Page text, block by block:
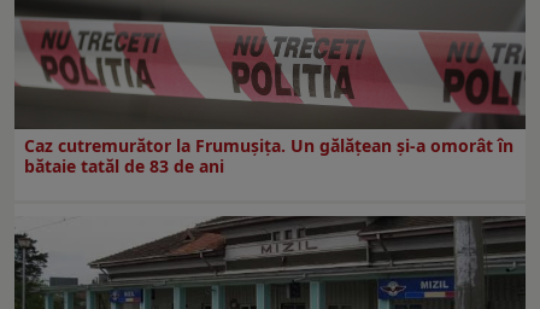
Caz cutremurător la Frumușița. Un gălățean și-a omorât în
bătaie tatăl de 83 de ani